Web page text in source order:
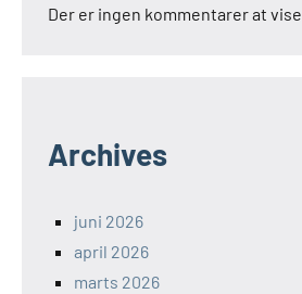
Der er ingen kommentarer at vise.
Archives
juni 2026
april 2026
marts 2026